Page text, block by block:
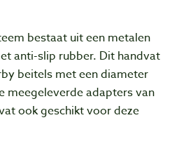
bestaat uit een metalen
anti-slip rubber. Dit handvat
beitels met een diameter
meegeleverde adapters van
ook geschikt voor deze